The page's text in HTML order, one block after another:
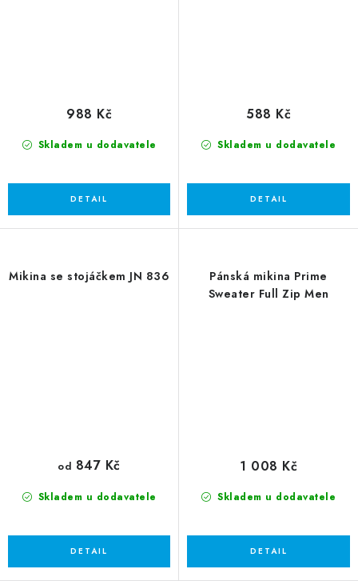
Skladem u dodavatele
988 Kč
Skladem u dodavatele
588 Kč
Mikina se stojáčkem JN 836
Skladem u dodavatele
od 847 Kč
Pánská mikina Prime
Sweater Full Zip Men
Skladem u dodavatele
1 008 Kč